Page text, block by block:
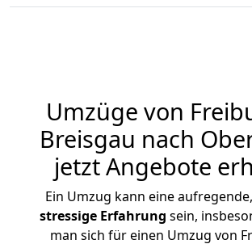
Umzüge von
Breisgau nach
jetzt Angebote
Ein Umzug kann eine
stressige Erfahrung sein,
man sich für einen Umzug von